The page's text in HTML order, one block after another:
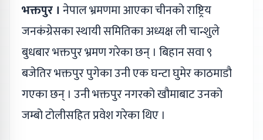
भक्तपुर । नेपाल भ्रमणमा आएका चीनको राष्ट्रिय
जनकंग्रेसका स्थायी समितिका अध्यक्ष ली चान्शुले
बुधबार भक्तपुर भ्रमण गरेका छन् । बिहान सवा ९
बजेतिर भक्तपुर पुगेका उनी एक घन्टा घुमेर काठमाडौ
गएका छन् । उनी भक्तपुर नगरको खौमाबाट उनको
जम्बो टोलीसहित प्रवेश गरेका थिए ।